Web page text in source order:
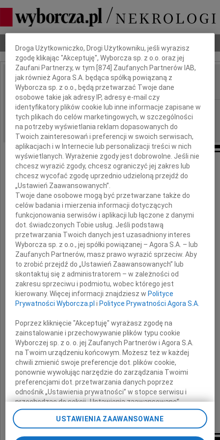
Nekrologi Odeszli Poradnik pogrzebowy
IMIĘ I NAZWISKO: Józef Kowalski
REGION: Łódź
DATA EMISJI: 27.08.2010
Z głębokim żalem przyjąłem
Józefa Kowalskiego
byłego Wiceprezydenta Łodzi.
Rodzinie i Bliskim
składam wyrazy szczerego współczucia
Tomasz Sadzyński
pełniący funkcję Prezydenta Miasta Łodzi
Dbamy o Twoją prywatność
Droga Użytkowniczko, Drogi Użytkowniku, jeśli wyrazisz
zgodę klikając "Akceptuję", Wyborcza sp. z o.o. oraz jej
Zaufani Partnerzy, w tym [874] Zaufanych Partnerów IAB,
jak również Agora S.A. będąca spółką powiązaną z
Wyborcza sp. z o.o., będą przetwarzać Twoje dane
osobowe takie jak adresy IP, adresy e-mail czy
identyfikatory plików cookie lub inne informacje zapisane w
tych plikach do celów marketingowych, w szczególności
na potrzeby wyświetlania reklam dopasowanych do
Twoich zainteresowań i preferencji w swoich serwisach,
aplikacjach i w Internecie lub personalizacji treści w nich
wyświetlanych. Wyrażenie zgody jest dobrowolne. Jeśli nie
chcesz wyrazić zgody, chcesz ograniczyć jej zakres lub
chcesz wycofać zgodę uprzednio udzieloną przejdź do
„Ustawień Zaawansowanych”.
Twoje dane osobowe mogą być przetwarzane także do
celów badania i mierzenia informacji dotyczących
funkcjonowania serwisów i aplikacji lub łączone z danymi
dot. świadczonych Tobie usług. Jeśli podstawą
przetwarzania Twoich danych jest uzasadniony interes
Wyborcza sp. z o.o., jej spółki powiązanej – Agora S.A. – lub
Zaufanych Partnerów, masz prawo wyrazić sprzeciw. Aby
to zrobić przejdź do „Ustawień Zaawansowanych” lub
skontaktuj się z administratorem – w zależności od
zakresu sprzeciwu i podmiotu, wobec którego jest
kierowany. Więcej informacji znajdziesz wPolityce
Prywatności Wyborcza.pl iPolityce Prywatności Agora S.A.
Poprzez kliknięcie "Akceptuję" wyrażasz zgodę na
zainstalowanie i przechowywanie plików typu cookie
Wyborczej sp. z o. o. jej Zaufanych Partnerów i Agora S.A.
na Twoim urządzeniu końcowym. Możesz też w każdej
chwili zmienić swoje preferencje dot. plików cookie,
ponownie wywołując narzędzie do zarządzania Twoimi
preferencjami dot. przetwarzania danych poprzez
odnośnik „Ustawienia prywatności” w stopce serwisu i
przechodząc do sekcji „Ustawienia zaawansowane”.
Zmiana ustawień plików cookie możliwa jest także za
pomocą ustawień przeglądarki.
USTAWIENIA ZAAWANSOWANE